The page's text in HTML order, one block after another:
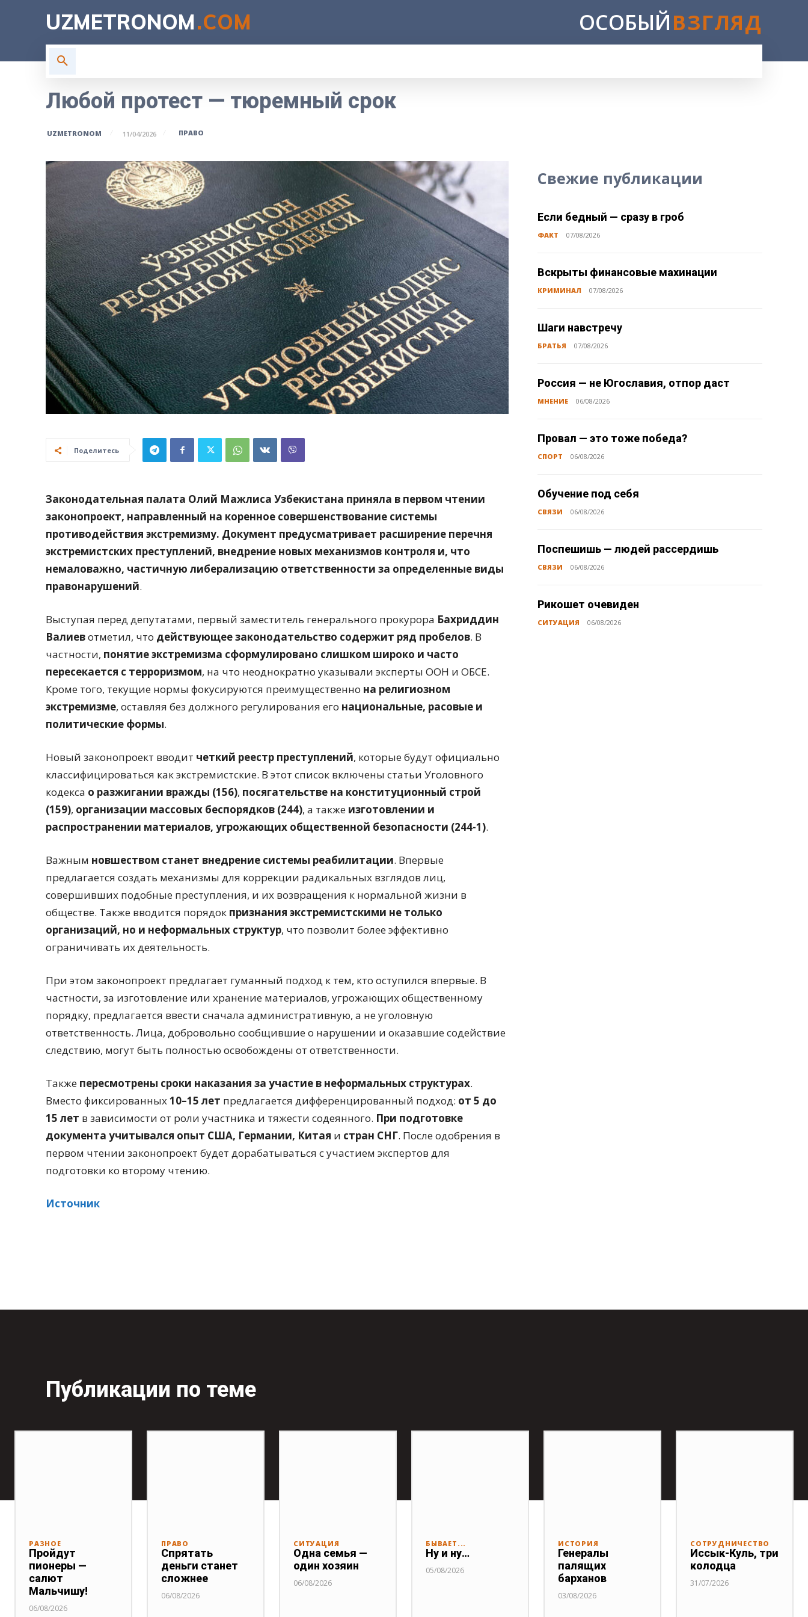
UZMETRONOM.COM ОСОБЫЙВЗГЛЯД
Любой протест — тюремный срок
UZMETRONOM 11/04/2026 ПРАВО
Поделитесь
Законодательная палата Олий Мажлиса Узбекистана приняла в первом чтении
законопроект, направленный на коренное совершенствование системы
противодействия экстремизму. Документ предусматривает расширение перечня
экстремистских преступлений, внедрение новых механизмов контроля и, что
немаловажно, частичную либерализацию ответственности за определенные виды
правонарушений.
Выступая перед депутатами, первый заместитель генерального прокурора Бахриддин
Валиевотметил, что действующее законодательство содержит ряд пробелов. В
частности, понятие экстремизма сформулировано слишком широко и часто
пересекается с терроризмом, на что неоднократно указывали эксперты ООН и ОБСЕ.
Кроме того, текущие нормы фокусируются преимущественно на религиозном
экстремизме, оставляя без должного регулирования его национальные, расовые и
политические формы.
Новый законопроект вводит четкий реестр преступлений, которые будут официально
классифицироваться как экстремистские. В этот список включены статьи Уголовного
кодекса о разжигании вражды (156), посягательстве на конституционный строй
(159), организации массовых беспорядков (244), а также изготовлении и
распространении материалов, угрожающих общественной безопасности (244-1).
Важным новшеством станет внедрение системы реабилитации. Впервые
предлагается создать механизмы для коррекции радикальных взглядов лиц,
совершивших подобные преступления, и их возвращения к нормальной жизни в
обществе. Также вводится порядок признания экстремистскими не только
организаций, но и неформальных структур, что позволит более эффективно
ограничивать их деятельность.
При этом законопроект предлагает гуманный подход к тем, кто оступился впервые. В
частности, за изготовление или хранение материалов, угрожающих общественному
порядку, предлагается ввести сначала административную, а не уголовную
ответственность. Лица, добровольно сообщившие о нарушении и оказавшие содействие
следствию, могут быть полностью освобождены от ответственности.
Также пересмотрены сроки наказания за участие в неформальных структурах.
Вместо фиксированных10–15 лет предлагается дифференцированный подход: от 5 до
15 лет в зависимости от роли участника и тяжести содеянного. При подготовке
документа учитывался опыт США, Германии, Китая и стран СНГ. После одобрения в
первом чтении законопроект будет дорабатываться с участием экспертов для
подготовки ко второму чтению.
Источник
Свежие публикации
Если бедный — сразу в гроб
ФАКТ 07/08/2026
Вскрыты финансовые махинации
КРИМИНАЛ 07/08/2026
Шаги навстречу
БРАТЬЯ 07/08/2026
Россия — не Югославия, отпор даст
МНЕНИЕ 06/08/2026
Провал — это тоже победа?
СПОРТ 06/08/2026
Обучение под себя
СВЯЗИ 06/08/2026
Поспешишь — людей рассердишь
СВЯЗИ 06/08/2026
Рикошет очевиден
СИТУАЦИЯ 06/08/2026
Публикации по теме
РАЗНОЕ
Пройдут
пионеры —
салют
Мальчишу!
06/08/2026
ПРАВО
Спрятать
деньги станет
сложнее
06/08/2026
СИТУАЦИЯ
Одна семья —
один хозяин
06/08/2026
БЫВАЕТ...
Ну и ну…
05/08/2026
ИСТОРИЯ
Генералы
палящих
барханов
03/08/2026
СОТРУДНИЧЕСТВО
Иссык-Куль, три
колодца
31/07/2026